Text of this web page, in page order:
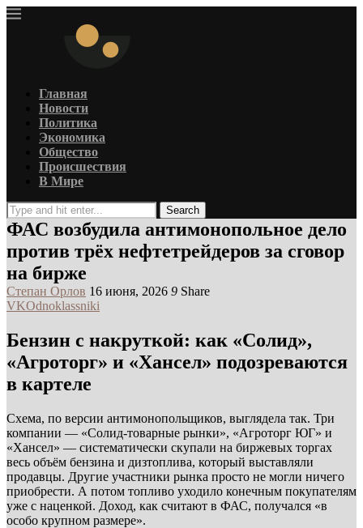
Главная
Новости
Политика
Экономика
Общество
Происшествия
В Мире
Search
ФАС возбудила антимонопольное дело
против трёх нефтетрейдеров за сговор
на бирже
Степан Орлов 16 июня, 2026 9 Share
VKOdnoklassniki
Бензин с накруткой: как «Солид»,
«Агроторг» и «Хансел» подозреваются
в картеле
Схема, по версии антимонопольщиков, выглядела так. Три
компании — «Солид-товарные рынки», «Агроторг ЮГ» и
«Хансел» — систематически скупали на биржевых торгах
весь объём бензина и дизтоплива, который выставляли
продавцы. Другие участники рынка просто не могли ничего
приобрести. А потом топливо уходило конечным покупателям
уже с наценкой. Доход, как считают в ФАС, получался «в
особо крупном размере».